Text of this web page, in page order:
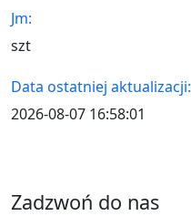
Jm:
szt
Data ostatniej aktualizacji:
2026-08-07 16:58:01
Zadzwoń do nas